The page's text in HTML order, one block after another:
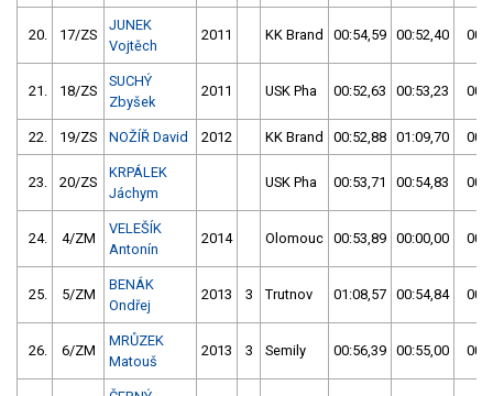
20. 17/ZS
JUNEK
Vojtěch
2011 KK Brand 00:54,59 00:52,40
21. 18/ZS
SUCHÝ
Zbyšek
2011 USK Pha 00:52,63 00:53,23
22. 19/ZS NOŽÍŘ David 2012 KK Brand 00:52,88 01:09,70
23. 20/ZS
KRPÁLEK
Jáchym
USK Pha 00:53,71 00:54,83
24. 4/ZM
VELEŠÍK
Antonín
2014 Olomouc 00:53,89 00:00,00
25. 5/ZM
BENÁK
Ondřej
2013 3 Trutnov 01:08,57 00:54,84
26. 6/ZM
MRŮZEK
Matouš
2013 3 Semily 00:56,39 00:55,00